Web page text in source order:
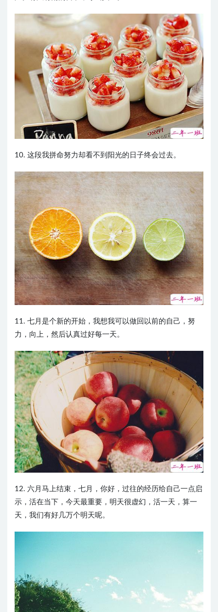
10. 这段我拼命努力却看不到阳光的日子终会过去。
11. 七月是个新的开始，我想我可以做回以前的自己，努
力，向上，然后认真过好每一天。
12. 六月马上结束，七月，你好，过往的经历给自己一点启
示，活在当下，今天最重要，明天很虚幻，活一天，算一
天，我们有好几万个明天呢。